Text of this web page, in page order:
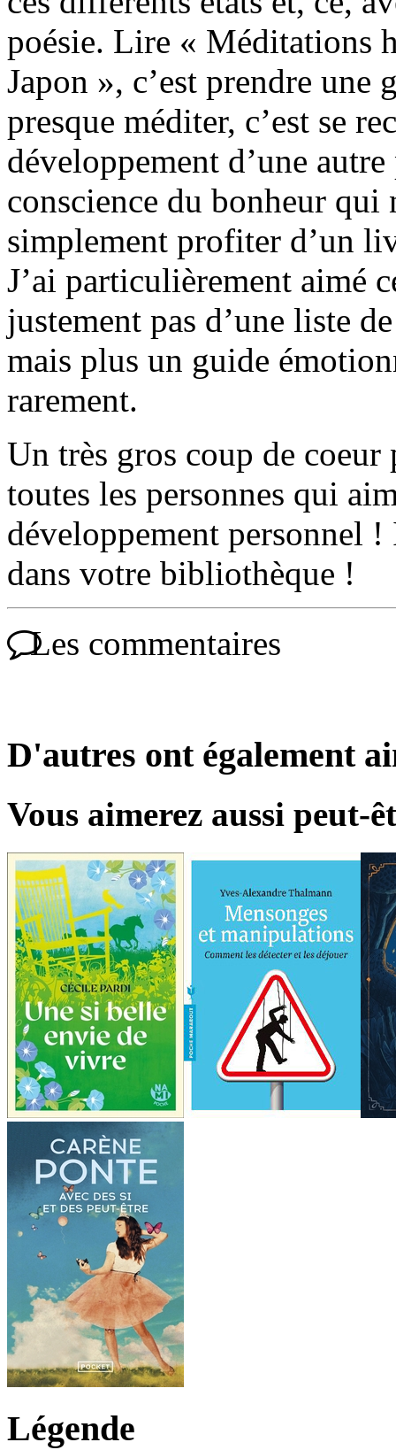
poésie. Lire « Méditations
Japon », c’est prendre une
presque méditer, c’est se
développement d’une
conscience du bonheur qui
simplement profiter d’un
J’ai particulièrement aimé
justement pas d’une liste
mais plus un guide
rarement.
Un très gros coup de
toutes les personnes qui
développement personnel
dans votre bibliothèque !
Les commentaires
D'autres ont également
Vous aimerez aussi peut-
Légende